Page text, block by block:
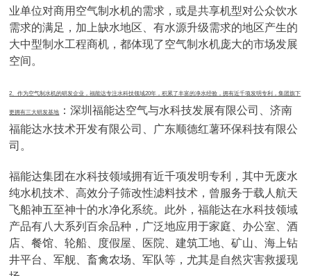
业单位对商用空气制水机的需求，或是共享机型对公众饮水
需求的满足，加上缺水地区、有水源升级需求的地区产生的
大中型制水工程商机，都体现了空气制水机庞大的市场发展
空间。
2、作为空气制水机的研发企业，福能达专注水科技领域20年，积累了丰富的净水经验，拥有近千项发明专利，集团旗下
更拥有三大研发基地
：深圳福能达空气与水科技发展有限公司、济南
福能达水技术开发有限公司、广东顺德红薯环保科技有限公
司。
福能达集团在水科技领域拥有近千项发明专利，其中无废水
纯水机技术、高效分子筛改性滤料技术，曾服务于载人航天
飞船神五至神十的水净化系统。此外，福能达在水科技领域
产品有八大系列百余品种，广泛地应用于家庭、办公室、酒
店、餐馆、轮船、度假屋、医院、建筑工地、矿山、海上钻
井平台、军舰、畜禽农场、军队等，尤其是自然灾害救援现